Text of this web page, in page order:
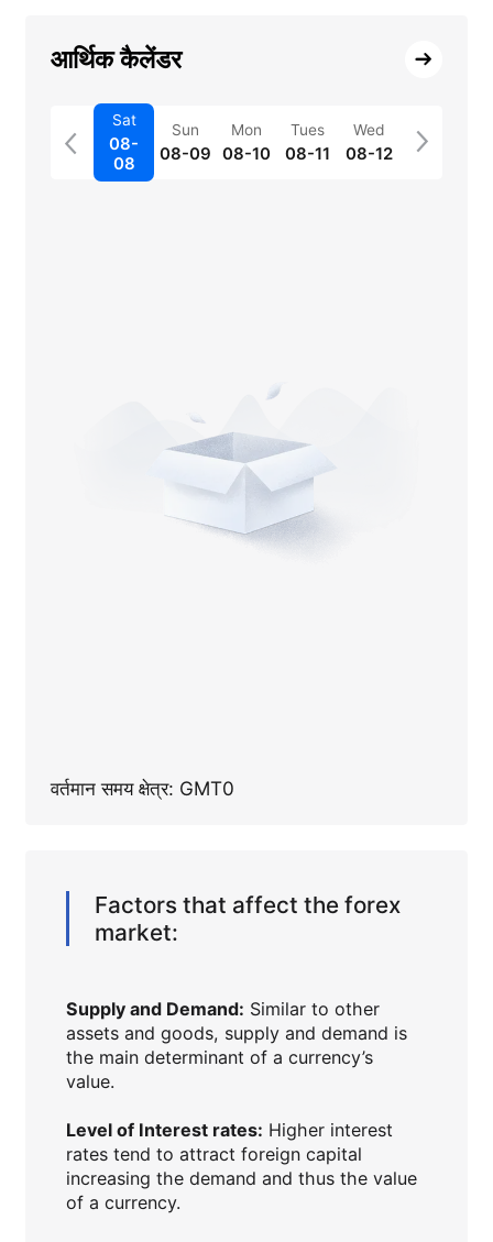
आर्थिक कैलेंडर
Sat
08-
08
Sun
08-09
Mon
08-10
Tues
08-11
Wed
08-12
वर्तमान समय क्षेत्र: GMT0
Factors that affect the forex
market:
Supply and Demand: Similar to other
assets and goods, supply and demand is
the main determinant of a currency’s
value.
Level of Interest rates: Higher interest
rates tend to attract foreign capital
increasing the demand and thus the value
of a currency.